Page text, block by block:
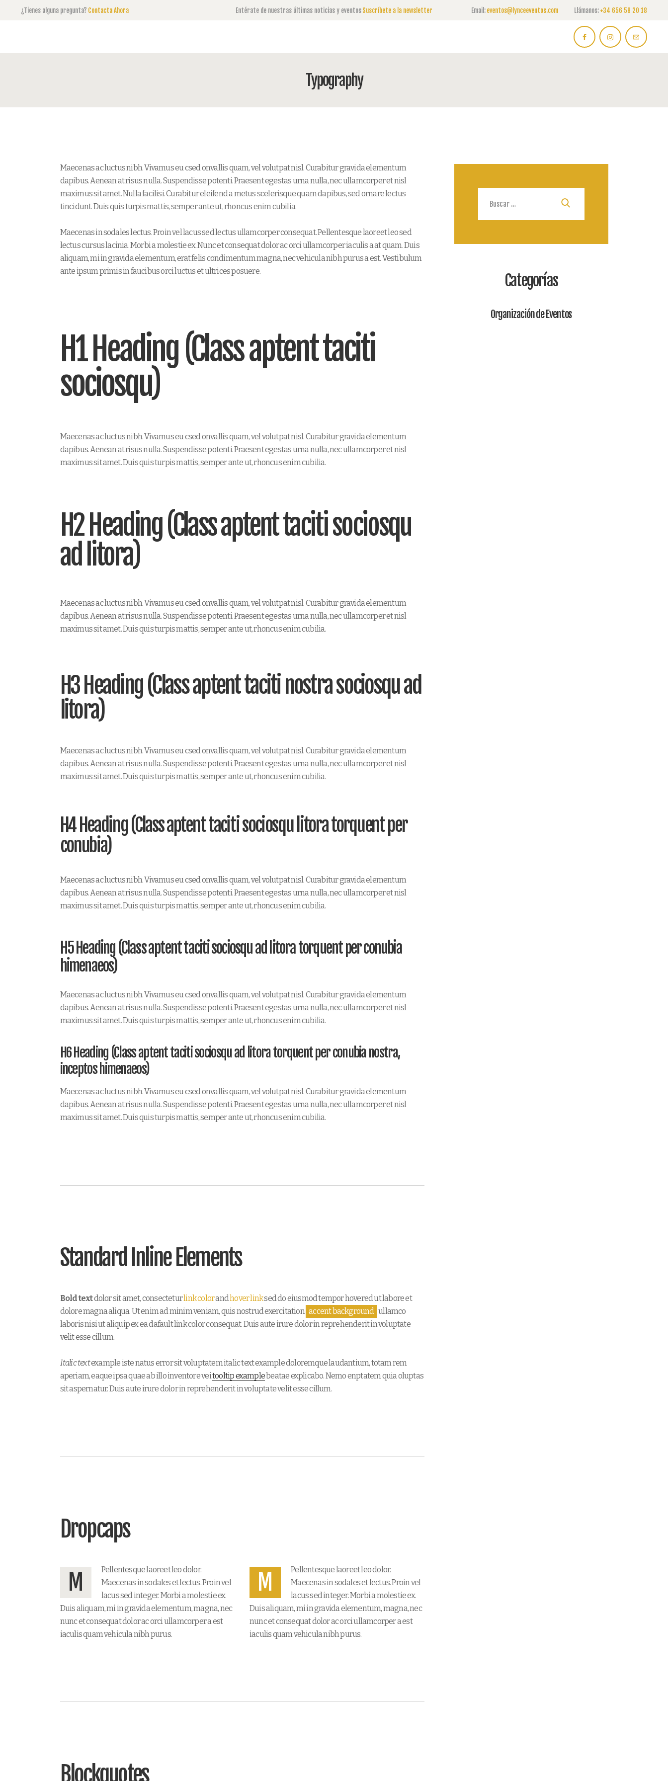
¿Tienes alguna pregunta? Contacta Ahora Entérate de nuestras últimas noticias y eventosSuscríbete a la newsletter Email:eventos@lynceeventos.com Llámanos:+34 656 58 20 18
Typography
Maecenas ac luctus nibh. Vivamus eu csed onvallis quam, vel volutpat nisl. Curabitur gravida elementum
dapibus. Aenean at risus nulla. Suspendisse potenti. Praesent egestas urna nulla, nec ullamcorper et nisl
maximus sit amet. Nulla facilisi. Curabitur eleifend a metus scelerisque quam dapibus, sed ornare lectus
tincidunt. Duis quis turpis mattis, semper ante ut, rhoncus enim cubilia.
Maecenas in sodales lectus. Proin vel lacus sed lectus ullamcorper consequat. Pellentesque laoreet leo sed
lectus cursus lacinia. Morbi a molestie ex. Nunc et consequat dolor ac orci ullamcorper iaculis a at quam. Duis
aliquam, mi in gravida elementum, erat felis condimentum magna, nec vehicula nibh purus a est. Vestibulum
ante ipsum primis in faucibus orci luctus et ultrices posuere.
H1 Heading (Class aptent taciti
sociosqu)
Maecenas ac luctus nibh. Vivamus eu csed onvallis quam, vel volutpat nisl. Curabitur gravida elementum
dapibus. Aenean at risus nulla. Suspendisse potenti. Praesent egestas urna nulla, nec ullamcorper et nisl
maximus sit amet. Duis quis turpis mattis, semper ante ut, rhoncus enim cubilia.
H2 Heading (Class aptent taciti sociosqu
ad litora)
Maecenas ac luctus nibh. Vivamus eu csed onvallis quam, vel volutpat nisl. Curabitur gravida elementum
dapibus. Aenean at risus nulla. Suspendisse potenti. Praesent egestas urna nulla, nec ullamcorper et nisl
maximus sit amet. Duis quis turpis mattis, semper ante ut, rhoncus enim cubilia.
H3 Heading (Class aptent taciti nostra sociosqu ad
litora)
Maecenas ac luctus nibh. Vivamus eu csed onvallis quam, vel volutpat nisl. Curabitur gravida elementum
dapibus. Aenean at risus nulla. Suspendisse potenti. Praesent egestas urna nulla, nec ullamcorper et nisl
maximus sit amet. Duis quis turpis mattis, semper ante ut, rhoncus enim cubilia.
H4 Heading (Class aptent taciti sociosqu litora torquent per
conubia)
Maecenas ac luctus nibh. Vivamus eu csed onvallis quam, vel volutpat nisl. Curabitur gravida elementum
dapibus. Aenean at risus nulla. Suspendisse potenti. Praesent egestas urna nulla, nec ullamcorper et nisl
maximus sit amet. Duis quis turpis mattis, semper ante ut, rhoncus enim cubilia.
H5 Heading (Class aptent taciti sociosqu ad litora torquent per conubia
himenaeos)
Maecenas ac luctus nibh. Vivamus eu csed onvallis quam, vel volutpat nisl. Curabitur gravida elementum
dapibus. Aenean at risus nulla. Suspendisse potenti. Praesent egestas urna nulla, nec ullamcorper et nisl
maximus sit amet. Duis quis turpis mattis, semper ante ut, rhoncus enim cubilia.
H6 Heading (Class aptent taciti sociosqu ad litora torquent per conubia nostra,
inceptos himenaeos)
Maecenas ac luctus nibh. Vivamus eu csed onvallis quam, vel volutpat nisl. Curabitur gravida elementum
dapibus. Aenean at risus nulla. Suspendisse potenti. Praesent egestas urna nulla, nec ullamcorper et nisl
maximus sit amet. Duis quis turpis mattis, semper ante ut, rhoncus enim cubilia.
Standard Inline Elements
Bold textdolor sit amet, consecteturlink colorandhover linksed do eiusmod tempor hovered ut labore et
dolore magna aliqua. Ut enim ad minim veniam, quis nostrud exercitation accent background ullamco
laboris nisi ut aliquip ex ea dafault link color consequat. Duis aute irure dolor in reprehenderit in voluptate
velit esse cillum.
Italic textexample iste natus error sit voluptatem italic text example doloremque laudantium, totam rem
aperiam, eaque ipsa quae ab illo inventore veitooltip examplebeatae explicabo. Nemo enptatem quia oluptas
sit aspernatur. Duis aute irure dolor in reprehenderit in voluptate velit esse cillum.
Dropcaps
M
Pellentesque laoreet leo dolor.
Maecenas in sodales et lectus. Proin vel
lacus sed integer. Morbi a molestie ex.
Duis aliquam, mi in gravida elementum, magna, nec
nunc et consequat dolor ac orci ullamcorper a est
iaculis quam vehicula nibh purus.
M
Pellentesque laoreet leo dolor.
Maecenas in sodales et lectus. Proin vel
lacus sed integer. Morbi a molestie ex.
Duis aliquam, mi in gravida elementum, magna, nec
nunc et consequat dolor ac orci ullamcorper a est
iaculis quam vehicula nibh purus.
Blockquotes
Categorías
Organización de Eventos